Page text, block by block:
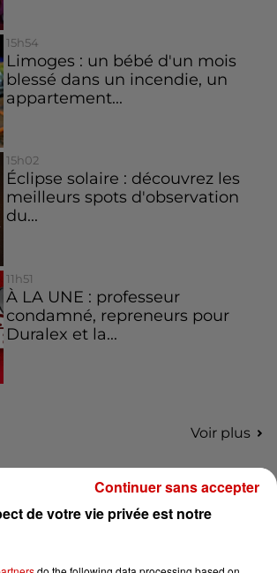
15h54
Limoges : un bébé d'un mois
blessé dans un incendie, un
appartement...
15h02
Éclipse solaire : découvrez les
meilleurs spots d'observation
du...
11h51
À LA UNE : professeur
condamné, repreneurs pour
Duralex et la...
Voir plus
Le Duel - Gagnez vos entrées
pour l'un des zoos de nos
régions !
de votre vie privée est notre
Continuer sans accepter